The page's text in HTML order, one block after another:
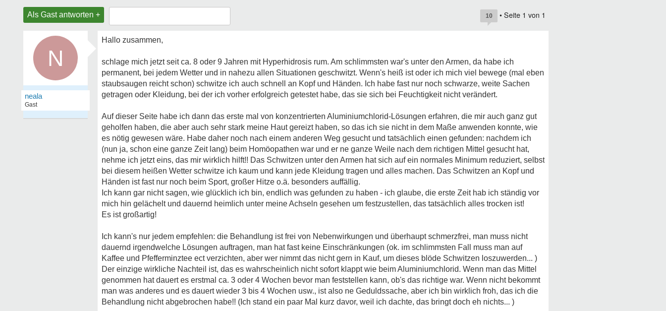
Als Gast antworten + 10 • Seite 1 von 1
N
neala
Gast
Hallo zusammen,
schlage mich jetzt seit ca. 8 oder 9 Jahren mit Hyperhidrosis rum. Am schlimmsten war's unter den Armen, da habe ich
permanent, bei jedem Wetter und in nahezu allen Situationen geschwitzt. Wenn's heiß ist oder ich mich viel bewege (mal eben
staubsaugen reicht schon) schwitze ich auch schnell an Kopf und Händen. Ich habe fast nur noch schwarze, weite Sachen
getragen oder Kleidung, bei der ich vorher erfolgreich getestet habe, das sie sich bei Feuchtigkeit nicht verändert.
Auf dieser Seite habe ich dann das erste mal von konzentrierten Aluminiumchlorid-Lösungen erfahren, die mir auch ganz gut
geholfen haben, die aber auch sehr stark meine Haut gereizt haben, so das ich sie nicht in dem Maße anwenden konnte, wie
es nötig gewesen wäre. Habe daher noch nach einem anderen Weg gesucht und tatsächlich einen gefunden: nachdem ich
(nun ja, schon eine ganze Zeit lang) beim Homöopathen war und er ne ganze Weile nach dem richtigen Mittel gesucht hat,
nehme ich jetzt eins, das mir wirklich hilft!! Das Schwitzen unter den Armen hat sich auf ein normales Minimum reduziert, selbst
bei diesem heißen Wetter schwitze ich kaum und kann jede Kleidung tragen und alles machen. Das Schwitzen an Kopf und
Händen ist fast nur noch beim Sport, großer Hitze o.ä. besonders auffällig.
Ich kann gar nicht sagen, wie glücklich ich bin, endlich was gefunden zu haben - ich glaube, die erste Zeit hab ich ständig vor
mich hin gelächelt und dauernd heimlich unter meine Achseln gesehen um festzustellen, das tatsächlich alles trocken ist!
Es ist großartig!
Ich kann's nur jedem empfehlen: die Behandlung ist frei von Nebenwirkungen und überhaupt schmerzfrei, man muss nicht
dauernd irgendwelche Lösungen auftragen, man hat fast keine Einschränkungen (ok. im schlimmsten Fall muss man auf
Kaffee und Pfefferminztee ect verzichten, aber wer nimmt das nicht gern in Kauf, um dieses blöde Schwitzen loszuwerden... )
Der einzige wirkliche Nachteil ist, das es wahrscheinlich nicht sofort klappt wie beim Aluminiumchlorid. Wenn man das Mittel
genommen hat dauert es erstmal ca. 3 oder 4 Wochen bevor man feststellen kann, ob's das richtige war. Wenn nicht bekommt
man was anderes und es dauert wieder 3 bis 4 Wochen usw., ist also ne Geduldssache, aber ich bin wirklich froh, das ich die
Behandlung nicht abgebrochen habe!! (Ich stand ein paar Mal kurz davor, weil ich dachte, das bringt doch eh nichts... )